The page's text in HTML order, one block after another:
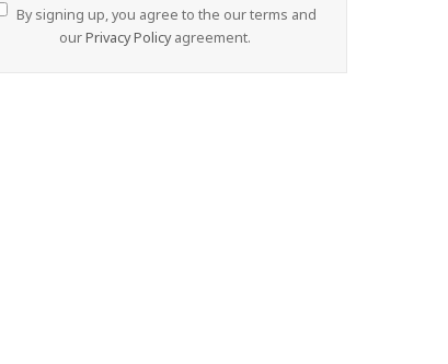
By signing up, you agree to the our terms and
ourPrivacy Policyagreement.